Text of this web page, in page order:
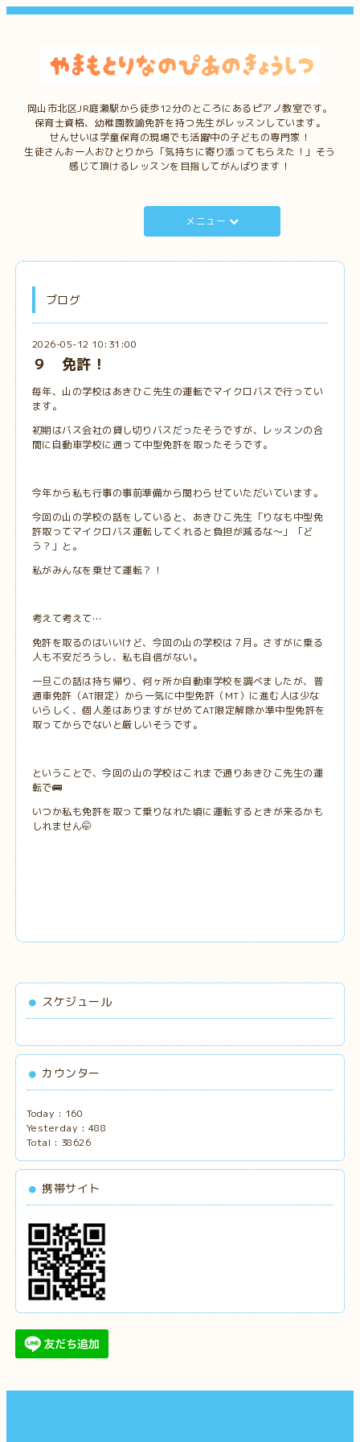
岡山市北区JR庭瀬駅から徒歩12分のところにあるピアノ教室です。
保育士資格、幼稚園教諭免許を持つ先生がレッスンしています。
せんせいは学童保育の現場でも活躍中の子どもの専門家！
生徒さんお一人おひとりから「気持ちに寄り添ってもらえた！」そう
感じて頂けるレッスンを目指してがんばります！
メニュー
ブログ
2026-05-12 10:31:00
９ 免許！
毎年、山の学校はあきひこ先生の運転でマイクロバスで行ってい
ます。
初期はバス会社の貸し切りバスだったそうですが、レッスンの合
間に自動車学校に通って中型免許を取ったそうです。
今年から私も行事の事前準備から関わらせていただいています。
今回の山の学校の話をしていると、あきひこ先生「りなも中型免
許取ってマイクロバス運転してくれると負担が減るな～」「ど
う？」と。
私がみんなを乗せて運転？！
考えて考えて…
免許を取るのはいいけど、今回の山の学校は７月。さすがに乗る
人も不安だろうし、私も自信がない。
一旦この話は持ち帰り、何ヶ所か自動車学校を調べましたが、普
通車免許（AT限定）から一気に中型免許（MT）に進む人は少な
いらしく、個人差はありますがせめてAT限定解除か準中型免許を
取ってからでないと厳しいそうです。
ということで、今回の山の学校はこれまで通りあきひこ先生の運
転で🚌
いつか私も免許を取って乗りなれた頃に運転するときが来るかも
しれません🤭
スケジュール
カウンター
Today : 160
Yesterday : 488
Total : 38626
携帯サイト